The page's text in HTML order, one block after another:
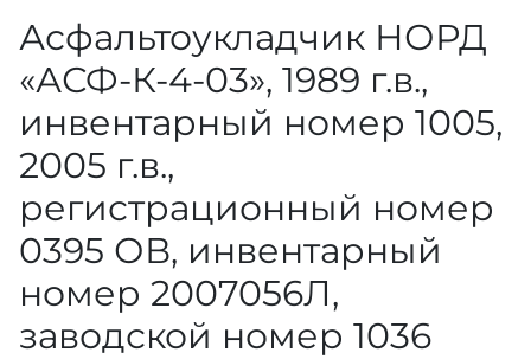
Асфальтоукладчик НОРД
«АСФ-К-4-03», 1989 г.в.,
инвентарный номер 1005,
2005 г.в.,
регистрационный номер
0395 ОВ, инвентарный
номер 2007056Л,
заводской номер 1036